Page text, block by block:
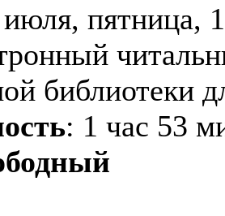
пятница,
библиотеки
: 1 час 53